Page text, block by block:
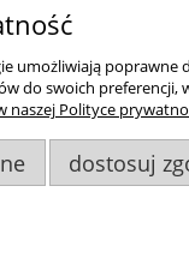
24, 42-224 Częstochowa,
©Goldsun2011-2023
umożliwiają poprawne
do swoich preferencji,
naszej Polityce
dostosuj